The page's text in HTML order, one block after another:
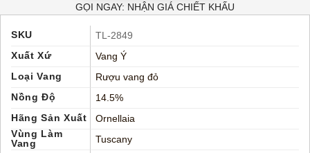
GỌI NGAY: NHẬN GIÁ CHIẾT KHẤU
SKU
TL-2849
Xuất Xứ
Vang Ý
Loại Vang
Rượu vang đỏ
Nồng Độ
14.5%
Hãng Sản Xuất
Ornellaia
Vùng Làm
Vang
Tuscany